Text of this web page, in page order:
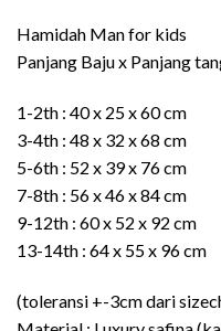
Hamidah Man for kids
Panjang Baju x Panjang
1-2th : 40 x 25 x 60 cm
3-4th : 48 x 32 x 68 cm
5-6th : 52 x 39 x 76 cm
7-8th : 56 x 46 x 84 cm
9-12th : 60 x 52 x 92 cm
13-14th : 64 x 55 x 96 cm
(toleransi +-3cm dari